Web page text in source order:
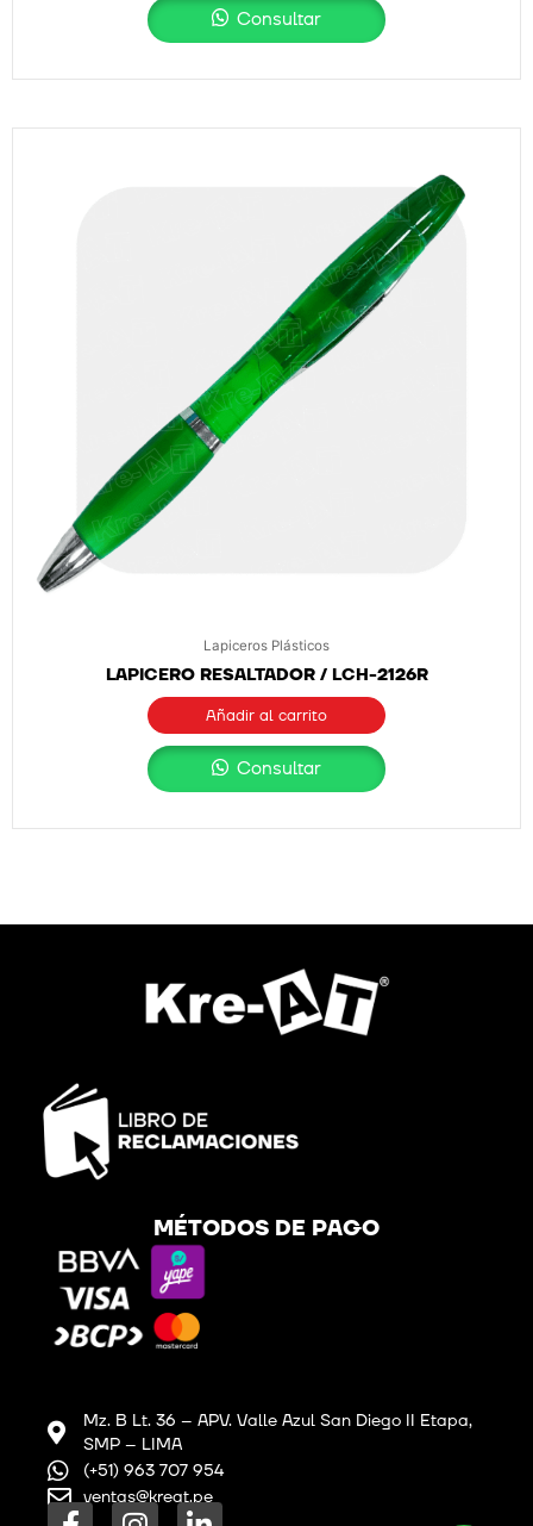
Consultar
Lapiceros Plásticos
LAPICERO RESALTADOR / LCH-2126R
Añadir al carrito
Consultar
MÉTODOS DE PAGO
Mz. B Lt. 36 – APV. Valle Azul San Diego II Etapa,
SMP – LIMA
(+51) 963 707 954
ventas@kreat.pe